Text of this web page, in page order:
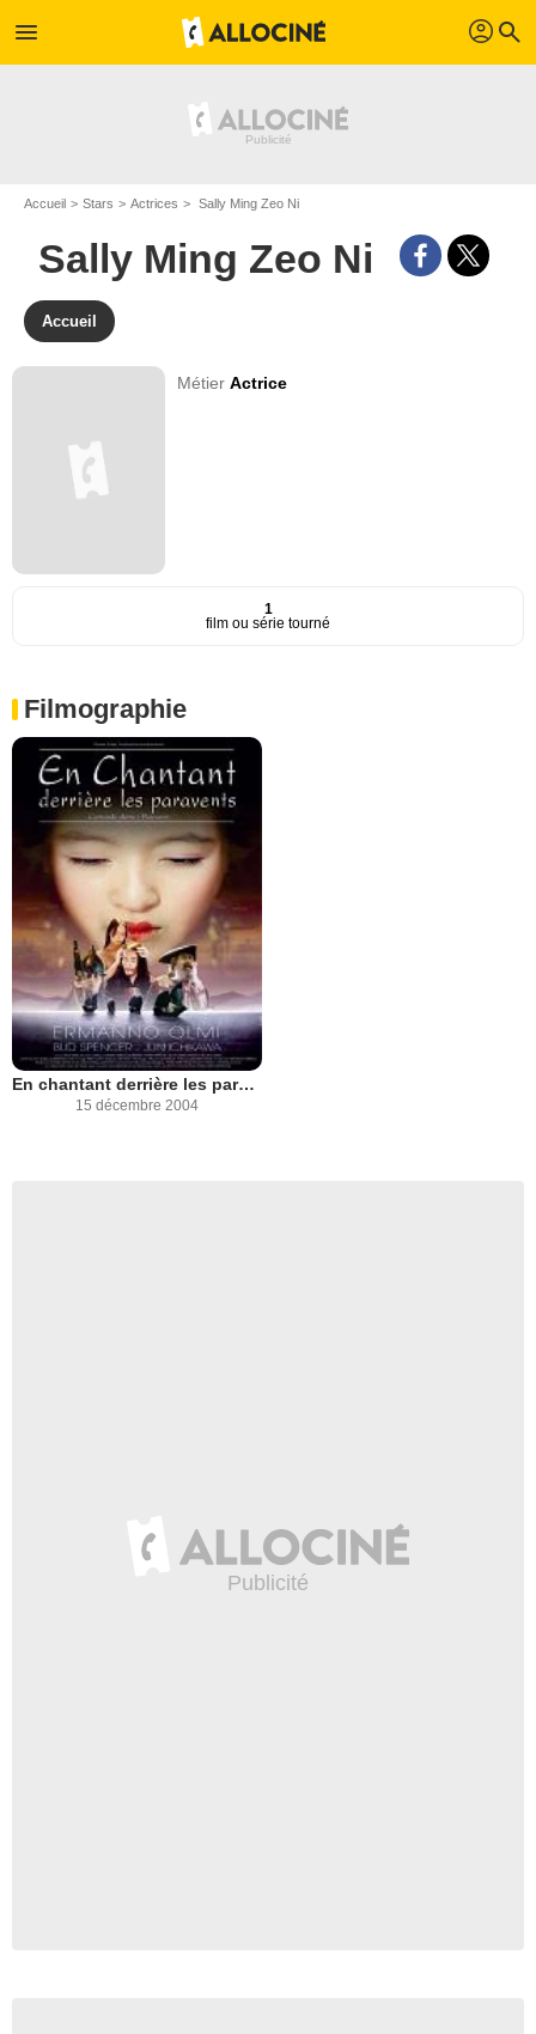
menu profil search
Accueil Stars Actrices Sally Ming Zeo Ni
Sally Ming Zeo Ni
Accueil
MétierActrice
1
film ou série tourné
Filmographie
En chantant derrière les paravents
15 décembre 2004